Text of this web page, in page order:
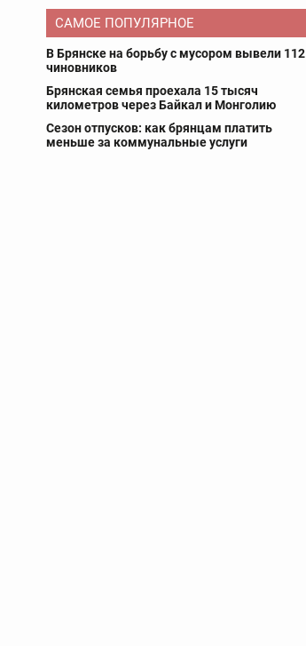
САМОЕ ПОПУЛЯРНОЕ
В Брянске на борьбу с мусором вывели 112
чиновников
Брянская семья проехала 15 тысяч
километров через Байкал и Монголию
Сезон отпусков: как брянцам платить
меньше за коммунальные услуги